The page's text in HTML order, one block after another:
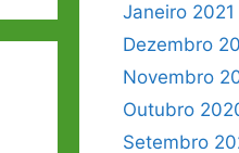
Janeiro 2021
Dezembro
Novembro
Outubro
Setembro